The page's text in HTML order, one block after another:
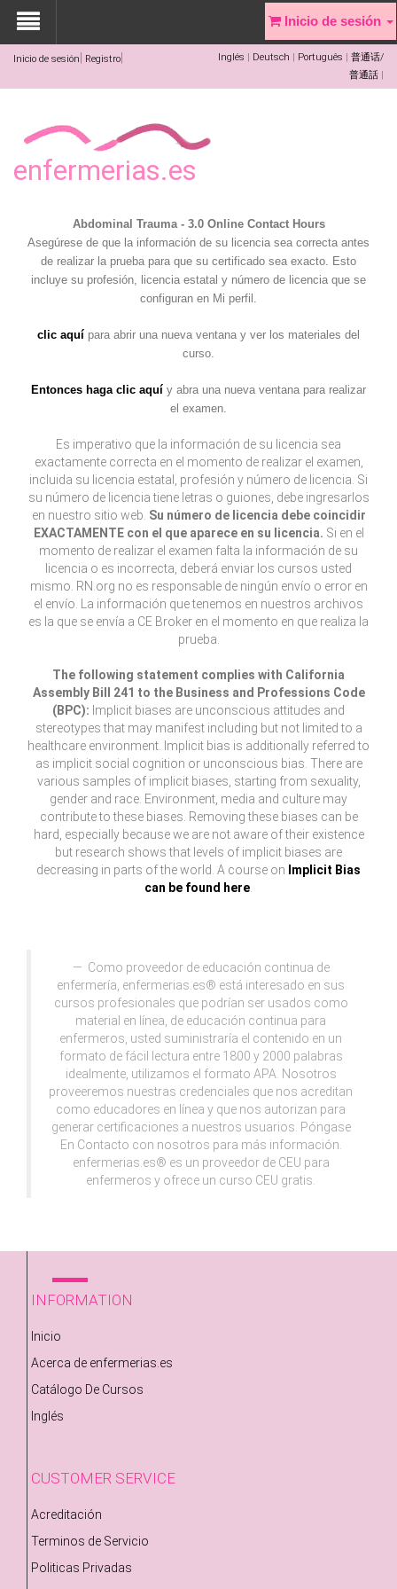
Inicio de sesión Registro Inglés Deutsch Português
普通话/
普通話
enfermerias.es
Inicio de sesión
Abdominal Trauma - 3.0 Online Contact Hours
Asegúrese de que la información de su licencia sea correcta antes
de realizar la prueba para que su certificado sea exacto. Esto
incluye su profesión, licencia estatal y número de licencia que se
configuran en Mi perfil.
clic aquí para abrir una nueva ventana y ver los materiales del
curso.
Entonces haga clic aquí y abra una nueva ventana para realizar
el examen.
Es imperativo que la información de su licencia sea
exactamente correcta en el momento de realizar el examen,
incluida su licencia estatal, profesión y número de licencia. Si
su número de licencia tiene letras o guiones, debe ingresarlos
en nuestro sitio web. Su número de licencia debe coincidir
EXACTAMENTE con el que aparece en su licencia. Si en el
momento de realizar el examen falta la información de su
licencia o es incorrecta, deberá enviar los cursos usted
mismo. RN.org no es responsable de ningún envío o error en
el envío. La información que tenemos en nuestros archivos
es la que se envía a CE Broker en el momento en que realiza la
prueba.
The following statement complies with California
Assembly Bill 241 to the Business and Professions Code
(BPC): Implicit biases are unconscious attitudes and
stereotypes that may manifest including but not limited to a
healthcare environment. Implicit bias is additionally referred to
as implicit social cognition or unconscious bias. There are
various samples of implicit biases, starting from sexuality,
gender and race. Environment, media and culture may
contribute to these biases. Removing these biases can be
hard, especially because we are not aware of their existence
but research shows that levels of implicit biases are
decreasing in parts of the world. A course on Implicit Bias
can be found here
Como proveedor de educación continua de
enfermería, enfermerias.es® está interesado en sus
cursos profesionales que podrían ser usados como
material en línea, de educación continua para
enfermeros, usted suministraría el contenido en un
formato de fácil lectura entre 1800 y 2000 palabras
idealmente, utilizamos el formato APA. Nosotros
proveeremos nuestras credenciales que nos acreditan
como educadores en línea y que nos autorizan para
generar certificaciones a nuestros usuarios. Póngase
En Contacto con nosotros para más información.
enfermerias.es® es un proveedor de CEU para
enfermeros y ofrece un curso CEU gratis.
INFORMATION
Inicio
Acerca de enfermerias.es
Catálogo De Cursos
Inglés
CUSTOMER SERVICE
Acreditación
Terminos de Servicio
Politicas Privadas